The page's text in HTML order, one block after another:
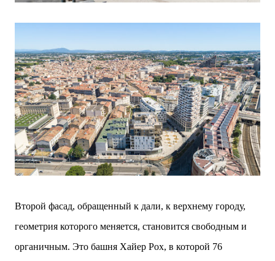
Второй фасад, обращенный к дали, к верхнему городу,
геометрия которого меняется, становится свободным и
органичным. Это башня Хайер Рох, в которой 76